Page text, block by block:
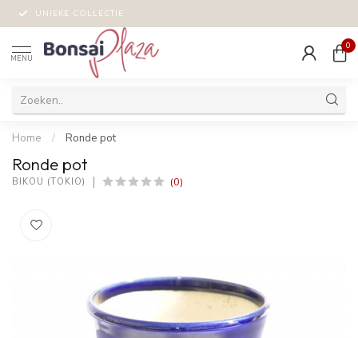
UNIEKE COLLECTIE
MENU
0
Home / Ronde pot
Ronde pot
BIKOU (TOKIO) (0)